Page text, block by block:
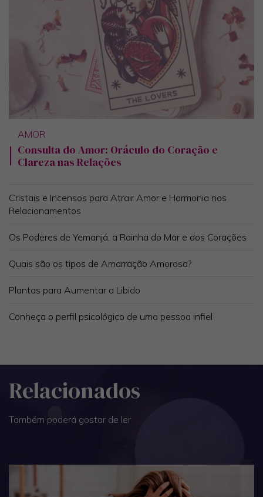
AMOR
Consulta do Amor: Oráculo do Coração e
Clareza nas Relações
Cristais e Incensos para Atrair Amor e Harmonia nos
Relacionamentos
Os Poderes de Yemanjá, a Rainha do Mar e dos Corações
Quais são os tipos de Amarração Amorosa?
Plantas para Aumentar a Libido
Conheça o perfil psicológico de uma pessoa infiel
Relacionados
Também poderá gostar de ler